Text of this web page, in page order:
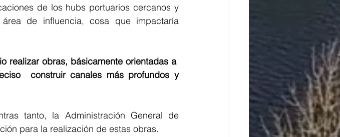
de los hubs portuarios cercanos y
de influencia, cosa que impactaría
realizar obras, básicamente orientadas a
construir canales más profundos y
tanto, la Administración General de
para la realización de estas obras.